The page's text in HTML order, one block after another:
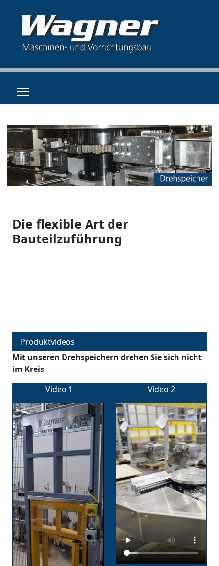
Die flexible Art der
Bauteilzuführung
Produktvideos
Mit unseren Drehspeichern drehen Sie sich nicht
im Kreis
Video 1
Video 2